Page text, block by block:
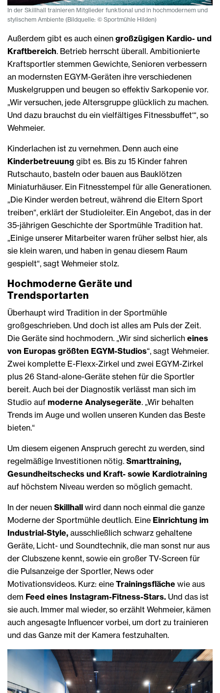
In der Skillhall trainieren Mitglieder funktional und in hochmodernem und
stylischem Ambiente (Bildquelle: © Sportmühle Hilden)
Außerdem gibt es auch einen großzügigen Kardio- und
Kraftbereich. Betrieb herrscht überall. Ambitionierte
Kraftsportler stemmen Gewichte, Senioren verbessern
an modernsten EGYM-Geräten ihre verschiedenen
Muskelgruppen und beugen so effektiv Sarkopenie vor.
„Wir versuchen, jede Altersgruppe glücklich zu machen.
Und dazu brauchst du ein vielfältiges Fitnessbuffet‘“, so
Wehmeier.
Kinderlachen ist zu vernehmen. Denn auch eine
Kinderbetreuung gibt es. Bis zu 15 Kinder fahren
Rutschauto, basteln oder bauen aus Bauklötzen
Miniaturhäuser. Ein Fitnesstempel für alle Generationen.
„Die Kinder werden betreut, während die Eltern Sport
treiben“, erklärt der Studioleiter. Ein Angebot, das in der
35-jährigen Geschichte der Sportmühle Tradition hat.
„Einige unserer Mitarbeiter waren früher selbst hier, als
sie klein waren, und haben in genau diesem Raum
gespielt“, sagt Wehmeier stolz.
Hochmoderne Geräte und
Trendsportarten
Überhaupt wird Tradition in der Sportmühle
großgeschrieben. Und doch ist alles am Puls der Zeit.
Die Geräte sind hochmodern. „Wir sind sicherlich eines
von Europas größten EGYM-Studios“, sagt Wehmeier.
Zwei komplette E-Flexx-Zirkel und zwei EGYM-Zirkel
plus 26 Stand-alone-Geräte stehen für die Sportler
bereit. Auch bei der Diagnostik verlässt man sich im
Studio auf moderne Analysegeräte. „Wir behalten
Trends im Auge und wollen unseren Kunden das Beste
bieten.“
Um diesem eigenen Anspruch gerecht zu werden, sind
regelmäßige Investitionen nötig. Smarttraining,
Gesundheitschecks und Kraft- sowie Kardiotraining
auf höchstem Niveau werden so möglich gemacht.
In der neuen Skillhall wird dann noch einmal die ganze
Moderne der Sportmühle deutlich. Eine Einrichtung im
Industrial-Style, ausschließlich schwarz gehaltene
Geräte, Licht- und Soundtechnik, die man sonst nur aus
der Clubszene kennt, sowie ein großer TV-Screen für
die Pulsanzeige der Sportler, News oder
Motivationsvideos. Kurz: eine Trainingsfläche wie aus
dem Feed eines Instagram-Fitness-Stars. Und das ist
sie auch. Immer mal wieder, so erzählt Wehmeier, kämen
auch angesagte Influencer vorbei, um dort zu trainieren
und das Ganze mit der Kamera festzuhalten.